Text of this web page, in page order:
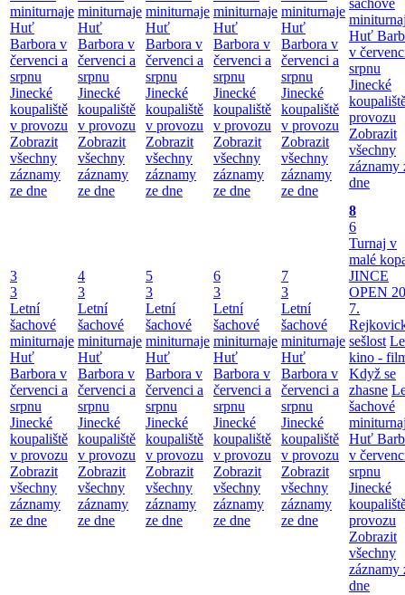
miniturnaje
Huť
Barbora v
červenci a
srpnu
Jinecké
koupaliště
v provozu
Zobrazit
všechny
záznamy
ze dne
miniturnaje
Huť
Barbora v
červenci a
srpnu
Jinecké
koupaliště
v provozu
Zobrazit
všechny
záznamy
ze dne
miniturnaje
Huť
Barbora v
červenci a
srpnu
Jinecké
koupaliště
v provozu
Zobrazit
všechny
záznamy
ze dne
miniturnaje
Huť
Barbora v
červenci a
srpnu
Jinecké
koupaliště
v provozu
Zobrazit
všechny
záznamy
ze dne
miniturnaje
Huť
Barbora v
červenci a
srpnu
Jinecké
koupaliště
v provozu
Zobrazit
všechny
záznamy
ze dne
šachové
Huť
v
srpnu
Jinecké
provozu
Zobrazit
všechny
záznamy
dne
3
3
Letní
šachové
miniturnaje
Huť
Barbora v
červenci a
srpnu
Jinecké
koupaliště
v provozu
Zobrazit
všechny
záznamy
ze dne
4
3
Letní
šachové
miniturnaje
Huť
Barbora v
červenci a
srpnu
Jinecké
koupaliště
v provozu
Zobrazit
všechny
záznamy
ze dne
5
3
Letní
šachové
miniturnaje
Huť
Barbora v
červenci a
srpnu
Jinecké
koupaliště
v provozu
Zobrazit
všechny
záznamy
ze dne
6
3
Letní
šachové
miniturnaje
Huť
Barbora v
červenci a
srpnu
Jinecké
koupaliště
v provozu
Zobrazit
všechny
záznamy
ze dne
7
3
Letní
šachové
miniturnaje
Huť
Barbora v
červenci a
srpnu
Jinecké
koupaliště
v provozu
Zobrazit
všechny
záznamy
ze dne
8
6
Turnaj v
malé
JINCE
OPEN
7.
sešlost
kino -
Když se
zhasne
šachové
Huť
v
srpnu
Jinecké
provozu
Zobrazit
všechny
záznamy
dne